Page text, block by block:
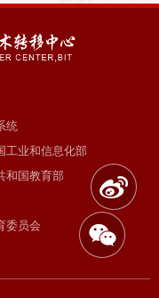
统
工业和信息化部
和国教育部
委员会